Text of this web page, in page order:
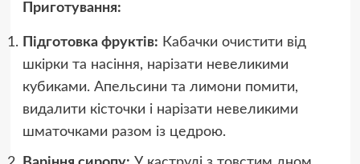
Приготування:
Підготовка фруктів: Кабачки очистити від
шкірки та насіння, нарізати невеликими
кубиками. Апельсини та лимони помити,
видалити кісточки і нарізати невеликими
шматочками разом із цедрою.